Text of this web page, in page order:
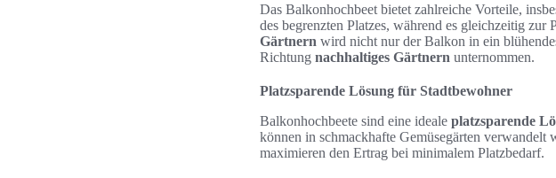
Das Balkonhochbeet bietet zahlreiche Vorteile,
des begrenzten Platzes, während es gleichzeitig
Gärtnern wird nicht nur der Balkon in ein
Richtung nachhaltiges Gärtnern unternommen.
Platzsparende Lösung für Stadtbewohner
Balkonhochbeete sind eine ideale platzsparende
können in schmackhafte Gemüsegärten
maximieren den Ertrag bei minimalem Platzbedarf.